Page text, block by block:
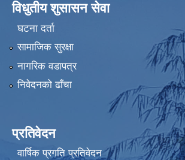
विधुतीय शुसासन सेवा
घटना दर्ता
सामाजिक सुरक्षा
नागरिक वडापत्र
निवेदनको ढाँचा
प्रतिवेदन
वार्षिक प्रगति प्रतिवेदन